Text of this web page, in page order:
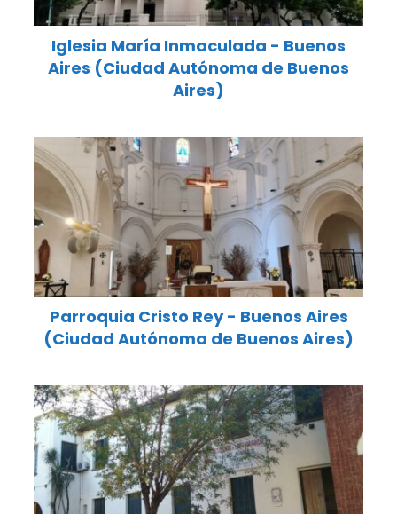
Iglesia María Inmaculada - Buenos
Aires (Ciudad Autónoma de Buenos
Aires)
Parroquia Cristo Rey - Buenos Aires
(Ciudad Autónoma de Buenos Aires)